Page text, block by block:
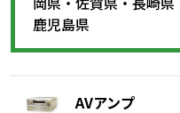
鹿児島県
AVアンプ